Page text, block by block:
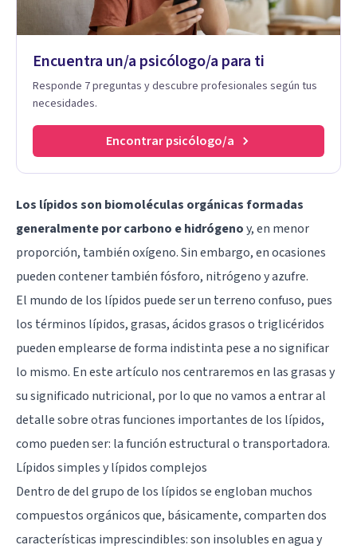
Encuentra un/a psicólogo/a para ti
Responde 7 preguntas y descubre profesionales según tus
necesidades.
Encontrar psicólogo/a
Los lípidos son biomoléculas orgánicas formadas
generalmente por carbono e hidrógenoy, en menor
proporción, también oxígeno. Sin embargo, en ocasiones
pueden contener también fósforo, nitrógeno y azufre.
El mundo de los lípidos puede ser un terreno confuso, pues
los términos lípidos, grasas, ácidos grasos o triglicéridos
pueden emplearse de forma indistinta pese a no significar
lo mismo. En este artículo nos centraremos en las grasas y
su significado nutricional, por lo que no vamos a entrar al
detalle sobre otras funciones importantes de los lípidos,
como pueden ser: la función estructural o transportadora.
Lípidos simples y lípidos complejos
Dentro de del grupo de los lípidos se engloban muchos
compuestos orgánicos que, básicamente, comparten dos
características imprescindibles: son insolubles en agua y